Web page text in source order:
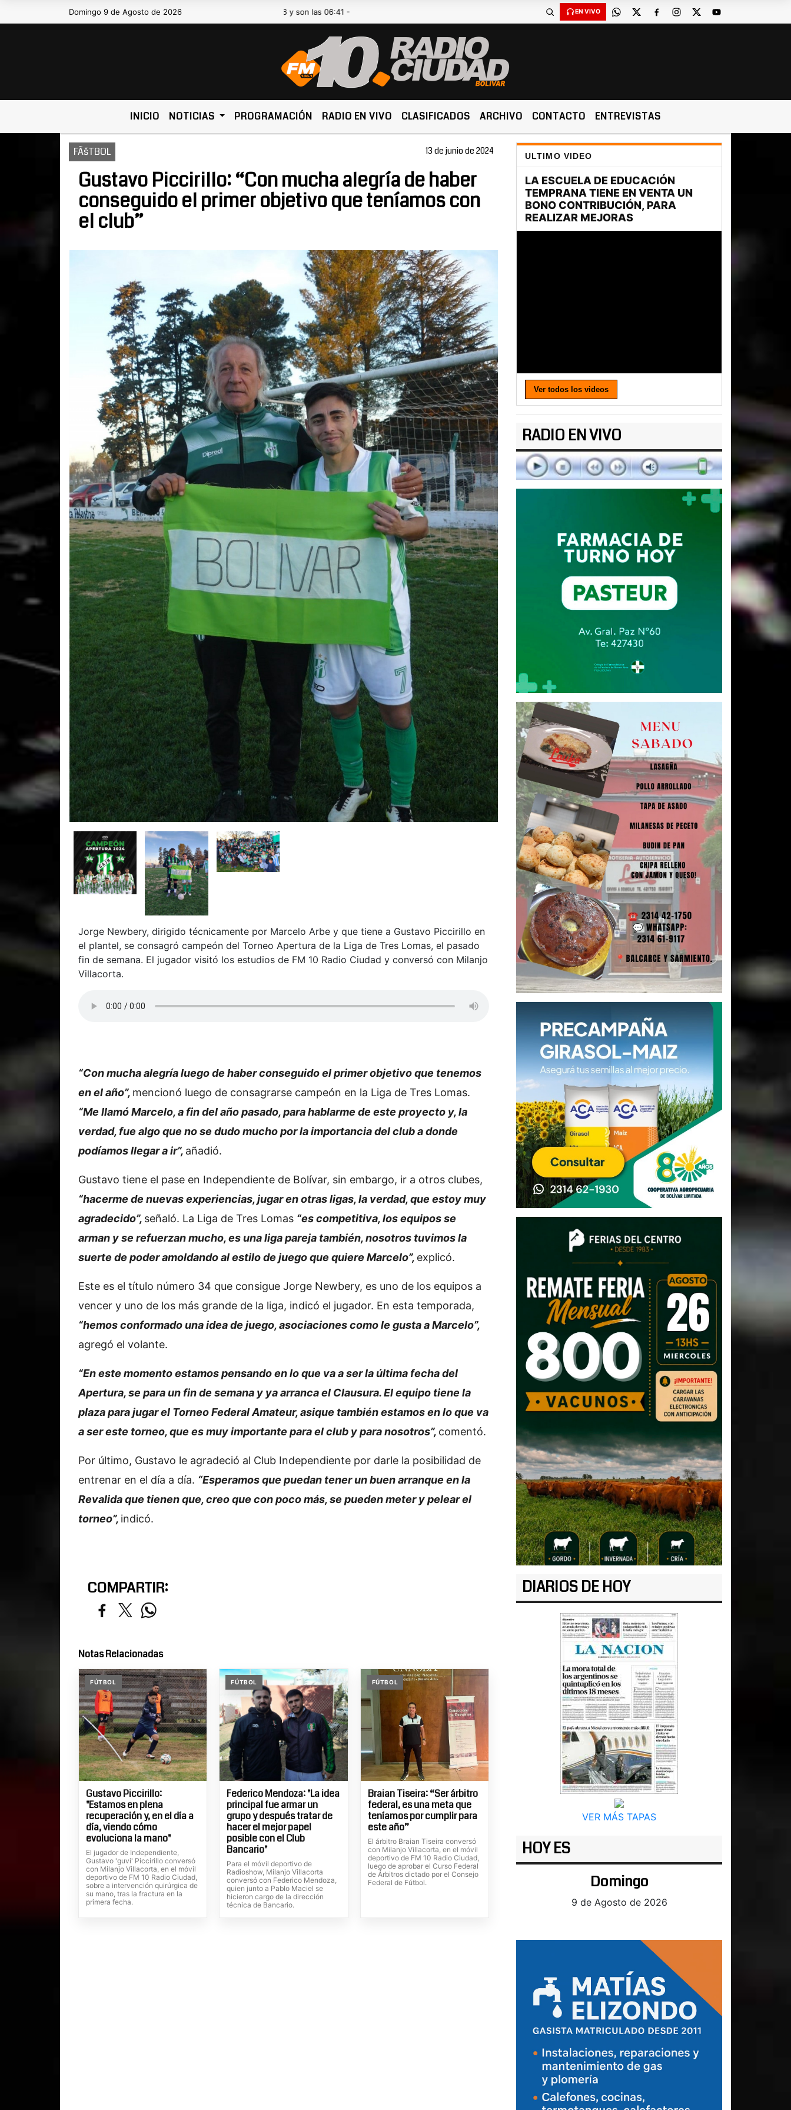
Domingo 9 de Agosto de 2026
Hoy es Domingo 9 de Agosto de 2026 y son las 06:41 - EN VIVO
INICIO NOTICIAS PROGRAMACIÓN RADIO EN VIVO CLASIFICADOS ARCHIVO CONTACTO ENTREVISTAS
FÃšTBOL 13 de junio de 2024
Gustavo Piccirillo: “Con mucha alegría de haber
conseguido el primer objetivo que teníamos con
el club”
Jorge Newbery, dirigido técnicamente por Marcelo Arbe y que tiene a Gustavo Piccirillo en
el plantel, se consagró campeón del Torneo Apertura de la Liga de Tres Lomas, el pasado
fin de semana. El jugador visitó los estudios de FM 10 Radio Ciudad y conversó con Milanjo
Villacorta.
“Con mucha alegría luego de haber conseguido el primer objetivo que tenemos
en el año”, mencionó luego de consagrarse campeón en la Liga de Tres Lomas.
“Me llamó Marcelo, a fin del año pasado, para hablarme de este proyecto y, la
verdad, fue algo que no se dudo mucho por la importancia del club a donde
podíamos llegar a ir”, añadió.
Gustavo tiene el pase en Independiente de Bolívar, sin embargo, ir a otros clubes,
“hacerme de nuevas experiencias, jugar en otras ligas, la verdad, que estoy muy
agradecido”, señaló. La Liga de Tres Lomas “es competitiva, los equipos se
arman y se refuerzan mucho, es una liga pareja también, nosotros tuvimos la
suerte de poder amoldando al estilo de juego que quiere Marcelo”, explicó.
Este es el título número 34 que consigue Jorge Newbery, es uno de los equipos a
vencer y uno de los más grande de la liga, indicó el jugador. En esta temporada,
“hemos conformado una idea de juego, asociaciones como le gusta a Marcelo”,
agregó el volante.
“En este momento estamos pensando en lo que va a ser la última fecha del
Apertura, se para un fin de semana y ya arranca el Clausura. El equipo tiene la
plaza para jugar el Torneo Federal Amateur, asique también estamos en lo que va
a ser este torneo, que es muy importante para el club y para nosotros”, comentó.
Por último, Gustavo le agradeció al Club Independiente por darle la posibilidad de
entrenar en el día a día. “Esperamos que puedan tener un buen arranque en la
Revalida que tienen que, creo que con poco más, se pueden meter y pelear el
torneo”, indicó.
COMPARTIR:
Notas Relacionadas
FÚTBOL
Gustavo Piccirillo:
"Estamos en plena
recuperación y, en el día a
día, viendo cómo
evoluciona la mano"
El jugador de Independiente,
Gustavo 'guvi' Piccirillo conversó
con Milanjo Villacorta, en el móvil
deportivo de FM 10 Radio Ciudad,
sobre a intervención quirúrgica de
su mano, tras la fractura en la
primera fecha.
FÚTBOL
Federico Mendoza: "La idea
principal fue armar un
grupo y después tratar de
hacer el mejor papel
posible con el Club
Bancario"
Para el móvil deportivo de
Radioshow, Milanjo Villacorta
conversó con Federico Mendoza,
quien junto a Pablo Maciel se
hicieron cargo de la dirección
técnica de Bancario.
FÚTBOL
Braian Tiseira: “Ser árbitro
federal, es una meta que
teníamos por cumplir para
este año”
El árbitro Braian Tiseira conversó
con Milanjo Villacorta, en el móvil
deportivo de FM 10 Radio Ciudad,
luego de aprobar el Curso Federal
de Árbitros dictado por el Consejo
Federal de Fútbol.
ULTIMO VIDEO
Ver todos los videos
RADIO EN VIVO
DIARIOS DE HOY
VER MÁS TAPAS
HOY ES
Domingo
9 de Agosto de 2026